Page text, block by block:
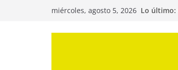
miércoles, agosto 5, 2026 Lo último: